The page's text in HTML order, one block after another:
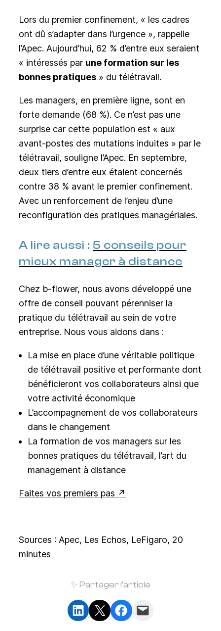
Lors du premier confinement, « les cadres
ont dû s’adapter dans l’urgence », rappelle
l’Apec. Aujourd’hui, 62 % d’entre eux seraient
« intéressés par une formation sur les
bonnes pratiques » du télétravail.
Les managers, en première ligne, sont en
forte demande (68 %). Ce n’est pas une
surprise car cette population est « aux
avant-postes des mutations induites » par le
télétravail, souligne l’Apec. En septembre,
deux tiers d’entre eux étaient concernés
contre 38 % avant le premier confinement.
Avec un renforcement de l’enjeu d’une
reconfiguration des pratiques managériales.
A lire aussi : 5 conseils pour
mieux manager à distance
Chez b-flower, nous avons développé une
offre de conseil pouvant pérenniser la
pratique du télétravail au sein de votre
entreprise. Nous vous aidons dans :
La mise en place d’une véritable politique
de télétravail positive et performante dont
bénéficieront vos collaborateurs ainsi que
votre activité économique
L’accompagnement de vos collaborateurs
dans le changement
La formation de vos managers sur les
bonnes pratiques du télétravail, l’art du
management à distance
Faites vos premiers pas
Sources : Apec, Les Echos, LeFigaro, 20
minutes
✨ Partager l’article
Partager sur LinkedIn Partager sur X Partager sur Facebook Envoyer cette page par e-mail